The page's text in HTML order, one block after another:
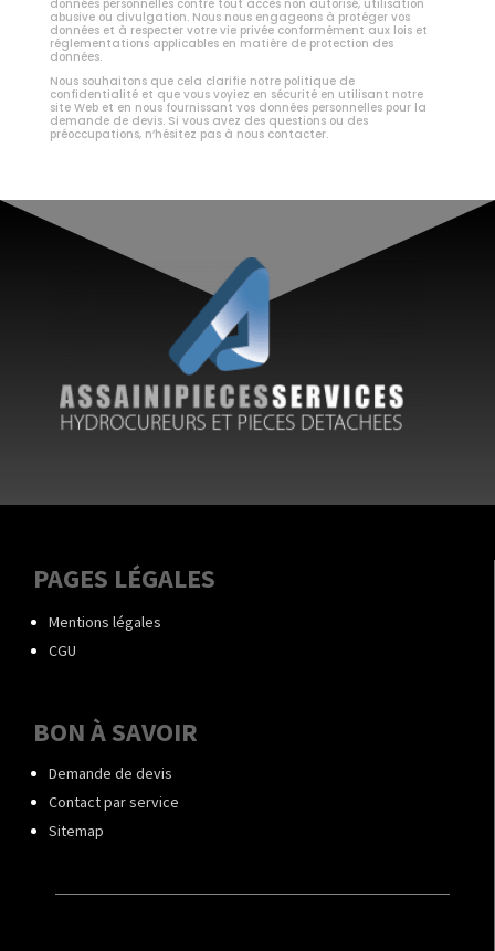
données personnelles contre tout accès non autorisé, utilisation
abusive ou divulgation. Nous nous engageons à protéger vos
données et à respecter votre vie privée conformément aux lois et
réglementations applicables en matière de protection des
données.
Nous souhaitons que cela clarifie notre politique de
confidentialité et que vous voyiez en sécurité en utilisant notre
site Web et en nous fournissant vos données personnelles pour la
demande de devis. Si vous avez des questions ou des
préoccupations, n’hésitez pas à nous contacter.
PAGES LÉGALES
Mentions légales
CGU
BON À SAVOIR
Demande de devis
Contact par service
Sitemap